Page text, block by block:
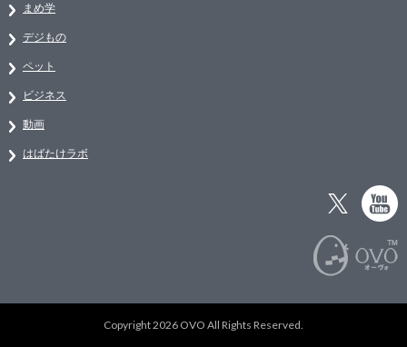
まめ学
デジもの
ペット
ビジネス
動画
はばたけラボ
Copyright 2026 OVO All Rights Reserved.